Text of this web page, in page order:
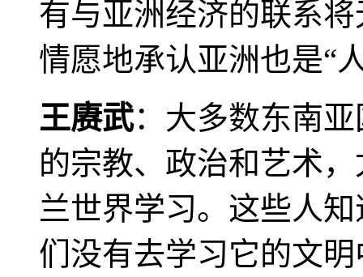
有与亚洲经济的联系
情愿地承认亚洲也是“
王赓武：大多数东南
的宗教、政治和艺术
兰世界学习。这些人
们没有去学习它的文